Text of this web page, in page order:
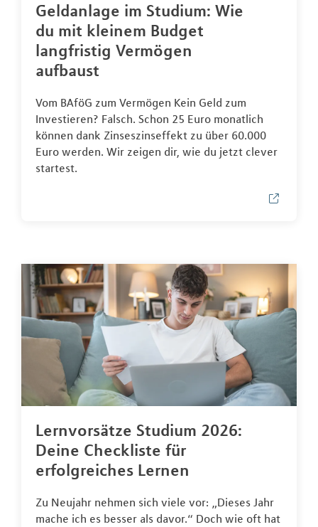
Geldanlage im Studium: Wie
du mit kleinem Budget
langfristig Vermögen
aufbaust
Vom BAföG zum Vermögen Kein Geld zum
Investieren? Falsch. Schon 25 Euro monatlich
können dank Zinseszinseffekt zu über 60.000
Euro werden. Wir zeigen dir, wie du jetzt clever
startest.
Lernvorsätze Studium 2026:
Deine Checkliste für
erfolgreiches Lernen
Zu Neujahr nehmen sich viele vor: „Dieses Jahr
mache ich es besser als davor.“ Doch wie oft hat